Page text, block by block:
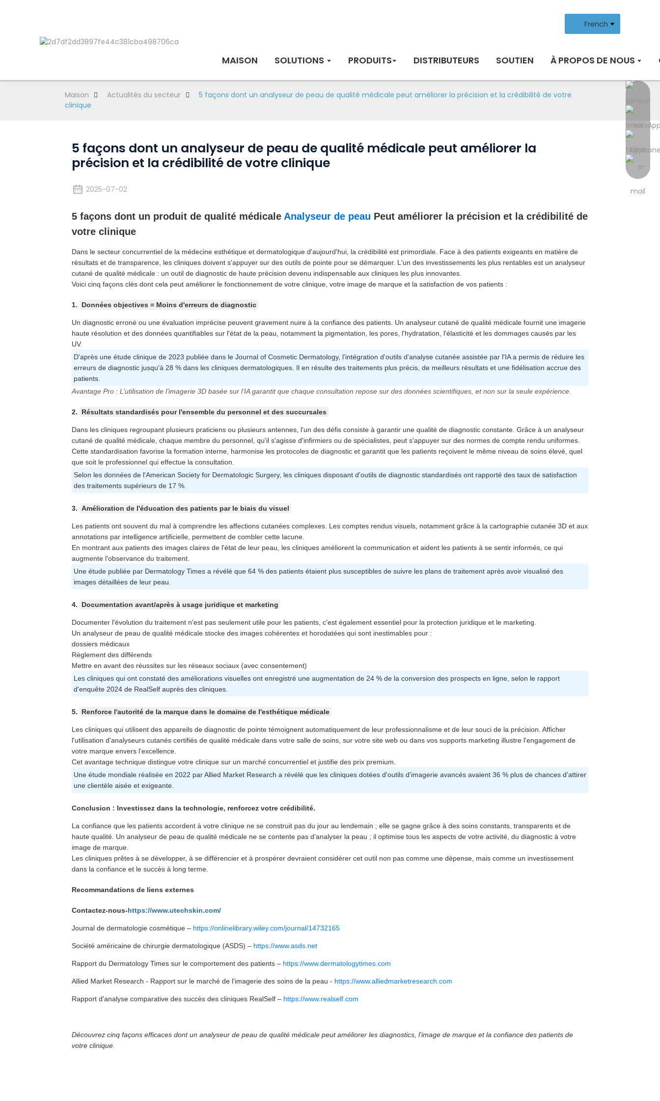
French
MAISON SOLUTIONS PRODUITS DISTRIBUTEURS SOUTIEN À PROPOS DE NOUS
Maison Actualités du secteur
5 façons dont un analyseur de peau de qualité médicale peut améliorer la précision et la crédibilité de votre
clinique
5 façons dont un analyseur de peau de qualité médicale peut améliorer la
précision et la crédibilité de votre clinique
2025-07-02
5 façons dont un produit de qualité médicale Analyseur de peau Peut améliorer la précision et la crédibilité de
votre clinique
Dans le secteur concurrentiel de la médecine esthétique et dermatologique d'aujourd'hui, la crédibilité est primordiale. Face à des patients exigeants en matière de
résultats et de transparence, les cliniques doivent s'appuyer sur des outils de pointe pour se démarquer. L'un des investissements les plus rentables est un analyseur
cutané de qualité médicale : un outil de diagnostic de haute précision devenu indispensable aux cliniques les plus innovantes.
Voici cinq façons clés dont cela peut améliorer le fonctionnement de votre clinique, votre image de marque et la satisfaction de vos patients :
1. Données objectives = Moins d'erreurs de diagnostic
Un diagnostic erroné ou une évaluation imprécise peuvent gravement nuire à la confiance des patients. Un analyseur cutané de qualité médicale fournit une imagerie
haute résolution et des données quantifiables sur l'état de la peau, notamment la pigmentation, les pores, l'hydratation, l'élasticité et les dommages causés par les
UV.
D'après une étude clinique de 2023 publiée dans le Journal of Cosmetic Dermatology, l'intégration d'outils d'analyse cutanée assistée par l'IA a permis de réduire les
erreurs de diagnostic jusqu'à 28 % dans les cliniques dermatologiques. Il en résulte des traitements plus précis, de meilleurs résultats et une fidélisation accrue des
patients.
Avantage Pro : L’utilisation de l’imagerie 3D basée sur l’IA garantit que chaque consultation repose sur des données scientifiques, et non sur la seule expérience.
2. Résultats standardisés pour l'ensemble du personnel et des succursales
Dans les cliniques regroupant plusieurs praticiens ou plusieurs antennes, l'un des défis consiste à garantir une qualité de diagnostic constante. Grâce à un analyseur
cutané de qualité médicale, chaque membre du personnel, qu'il s'agisse d'infirmiers ou de spécialistes, peut s'appuyer sur des normes de compte rendu uniformes.
Cette standardisation favorise la formation interne, harmonise les protocoles de diagnostic et garantit que les patients reçoivent le même niveau de soins élevé, quel
que soit le professionnel qui effectue la consultation.
Selon les données de l'American Society for Dermatologic Surgery, les cliniques disposant d'outils de diagnostic standardisés ont rapporté des taux de satisfaction
des traitements supérieurs de 17 %.
3. Amélioration de l'éducation des patients par le biais du visuel
Les patients ont souvent du mal à comprendre les affections cutanées complexes. Les comptes rendus visuels, notamment grâce à la cartographie cutanée 3D et aux
annotations par intelligence artificielle, permettent de combler cette lacune.
En montrant aux patients des images claires de l'état de leur peau, les cliniques améliorent la communication et aident les patients à se sentir informés, ce qui
augmente l'observance du traitement.
Une étude publiée par Dermatology Times a révélé que 64 % des patients étaient plus susceptibles de suivre les plans de traitement après avoir visualisé des
images détaillées de leur peau.
4. Documentation avant/après à usage juridique et marketing
Documenter l'évolution du traitement n'est pas seulement utile pour les patients, c'est également essentiel pour la protection juridique et le marketing.
Un analyseur de peau de qualité médicale stocke des images cohérentes et horodatées qui sont inestimables pour :
dossiers médicaux
Règlement des différends
Mettre en avant des réussites sur les réseaux sociaux (avec consentement)
Les cliniques qui ont constaté des améliorations visuelles ont enregistré une augmentation de 24 % de la conversion des prospects en ligne, selon le rapport
d'enquête 2024 de RealSelf auprès des cliniques.
5. Renforce l'autorité de la marque dans le domaine de l'esthétique médicale
Les cliniques qui utilisent des appareils de diagnostic de pointe témoignent automatiquement de leur professionnalisme et de leur souci de la précision. Afficher
l'utilisation d'analyseurs cutanés certifiés de qualité médicale dans votre salle de soins, sur votre site web ou dans vos supports marketing illustre l'engagement de
votre marque envers l'excellence.
Cet avantage technique distingue votre clinique sur un marché concurrentiel et justifie des prix premium.
Une étude mondiale réalisée en 2022 par Allied Market Research a révélé que les cliniques dotées d'outils d'imagerie avancés avaient 36 % plus de chances d'attirer
une clientèle aisée et exigeante.
Conclusion : Investissez dans la technologie, renforcez votre crédibilité.
La confiance que les patients accordent à votre clinique ne se construit pas du jour au lendemain ; elle se gagne grâce à des soins constants, transparents et de
haute qualité. Un analyseur de peau de qualité médicale ne se contente pas d’analyser la peau ; il optimise tous les aspects de votre activité, du diagnostic à votre
image de marque.
Les cliniques prêtes à se développer, à se différencier et à prospérer devraient considérer cet outil non pas comme une dépense, mais comme un investissement
dans la confiance et le succès à long terme.
Recommandations de liens externes
Contactez-nous-https://www.utechskin.com/
Journal de dermatologie cosmétique – https://onlinelibrary.wiley.com/journal/14732165
Société américaine de chirurgie dermatologique (ASDS) – https://www.asds.net
Rapport du Dermatology Times sur le comportement des patients – https://www.dermatologytimes.com
Allied Market Research - Rapport sur le marché de l'imagerie des soins de la peau - https://www.alliedmarketresearch.com
Rapport d'analyse comparative des succès des cliniques RealSelf – https://www.realself.com
Découvrez cinq façons efficaces dont un analyseur de peau de qualité médicale peut améliorer les diagnostics, l'image de marque et la confiance des patients de
votre clinique.